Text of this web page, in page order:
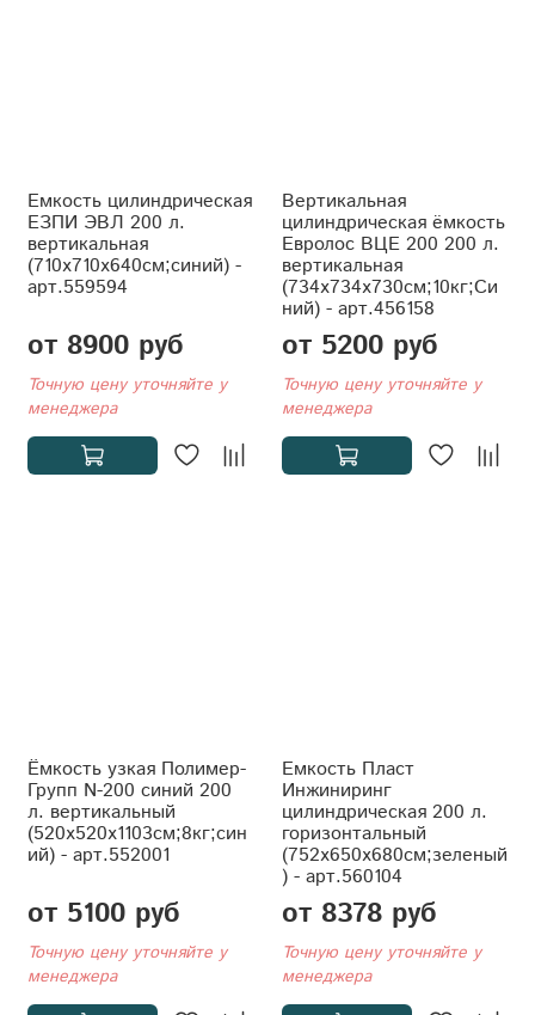
Емкость цилиндрическая
ЕЗПИ ЭВЛ 200 л.
вертикальная
(710x710x640см;синий) -
арт.559594
от 8900 руб
Точную цену уточняйте у
менеджера
Вертикальная
цилиндрическая ёмкость
Евролос ВЦЕ 200 200 л.
вертикальная
(734x734x730см;10кг;Си
ний) - арт.456158
от 5200 руб
Точную цену уточняйте у
менеджера
Ёмкость узкая Полимер-
Групп N-200 синий 200
л. вертикальный
(520x520x1103см;8кг;син
ий) - арт.552001
от 5100 руб
Точную цену уточняйте у
менеджера
Емкость Пласт
Инжиниринг
цилиндрическая 200 л.
горизонтальный
(752x650x680см;зеленый
) - арт.560104
от 8378 руб
Точную цену уточняйте у
менеджера